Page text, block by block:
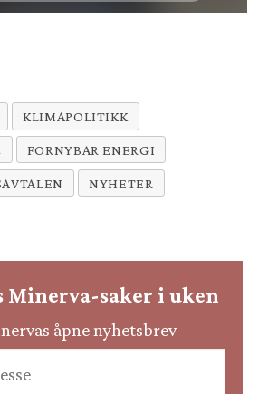
KLIMAPOLITIKK
FORNYBAR ENERGI
NYHETER
Minerva-saker i uken
åpne nyhetsbrev